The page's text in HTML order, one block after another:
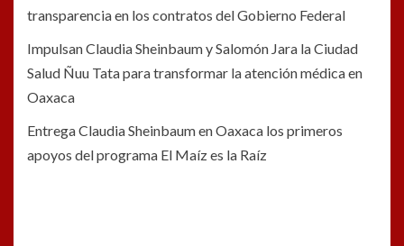
transparencia en los contratos del Gobierno Federal
Impulsan Claudia Sheinbaum y Salomón Jara la Ciudad
Salud Ñuu Tata para transformar la atención médica en
Oaxaca
Entrega Claudia Sheinbaum en Oaxaca los primeros
apoyos del programa El Maíz es la Raíz